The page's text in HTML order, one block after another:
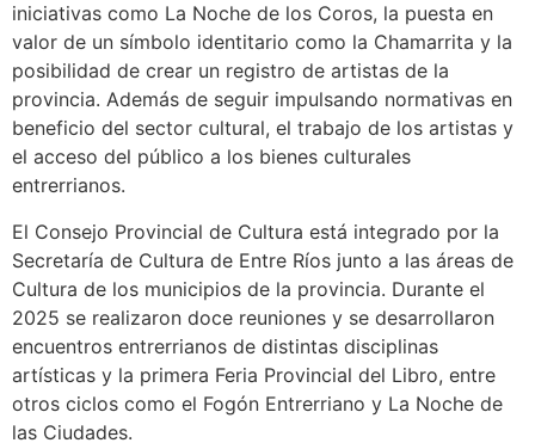
iniciativas como La Noche de los Coros, la puesta en
valor de un símbolo identitario como la Chamarrita y la
posibilidad de crear un registro de artistas de la
provincia. Además de seguir impulsando normativas en
beneficio del sector cultural, el trabajo de los artistas y
el acceso del público a los bienes culturales
entrerrianos.
El Consejo Provincial de Cultura está integrado por la
Secretaría de Cultura de Entre Ríos junto a las áreas de
Cultura de los municipios de la provincia. Durante el
2025 se realizaron doce reuniones y se desarrollaron
encuentros entrerrianos de distintas disciplinas
artísticas y la primera Feria Provincial del Libro, entre
otros ciclos como el Fogón Entrerriano y La Noche de
las Ciudades.